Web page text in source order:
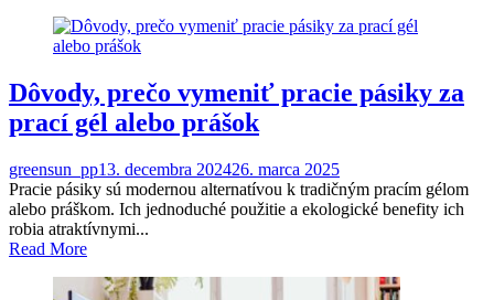
Dôvody, prečo vymeniť pracie pásiky za
prací gél alebo prášok
greensun_pp13. decembra 202426. marca 2025
Pracie pásiky sú modernou alternatívou k tradičným pracím gélom
alebo práškom. Ich jednoduché použitie a ekologické benefity ich
robia atraktívnymi...
Read More